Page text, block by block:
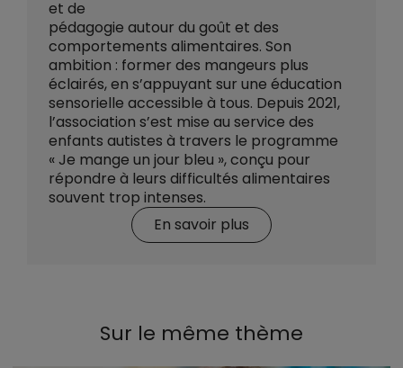
et de
pédagogie autour du goût et des
comportements alimentaires. Son
ambition : former des mangeurs plus
éclairés, en s’appuyant sur une éducation
sensorielle accessible à tous. Depuis 2021,
l’association s’est mise au service des
enfants autistes à travers le programme
« Je mange un jour bleu », conçu pour
répondre à leurs difficultés alimentaires
souvent trop intenses.
En savoir plus
Sur le même thème